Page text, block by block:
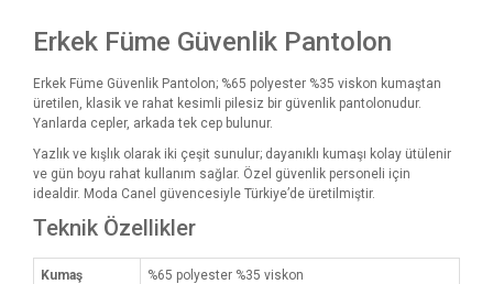
Erkek Füme Güvenlik Pantolon
Erkek Füme Güvenlik Pantolon; %65 polyester %35 viskon kumaştan
üretilen, klasik ve rahat kesimli pilesiz bir güvenlik pantolonudur.
Yanlarda cepler, arkada tek cep bulunur.
Yazlık ve kışlık olarak iki çeşit sunulur; dayanıklı kumaşı kolay ütülenir
ve gün boyu rahat kullanım sağlar. Özel güvenlik personeli için
idealdir. Moda Canel güvencesiyle Türkiye’de üretilmiştir.
Teknik Özellikler
Kumaş %65 polyester %35 viskon